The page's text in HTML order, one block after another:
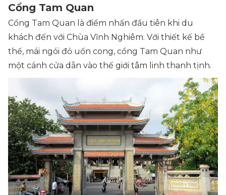
Cổng Tam Quan
Cổng Tam Quan là điểm nhấn đầu tiên khi du
khách đến với Chùa Vĩnh Nghiêm. Với thiết kế bề
thế, mái ngói đỏ uốn cong, cổng Tam Quan như
một cánh cửa dẫn vào thế giới tâm linh thanh tịnh.